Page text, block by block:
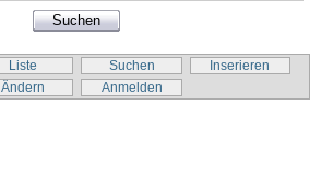
Liste Suchen
Inserieren
Ändern
Anmelden